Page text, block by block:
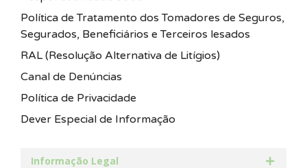
Política de Tratamento dos Tomadores de Seguros,
Segurados, Beneficiários e Terceiros lesados
RAL (Resolução Alternativa de Litígios)
Canal de Denúncias
Política de Privacidade
Dever Especial de Informação
Informação Legal